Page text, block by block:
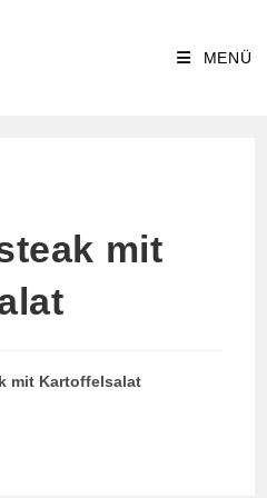
MENÜ
mit
mit Kartoffelsalat